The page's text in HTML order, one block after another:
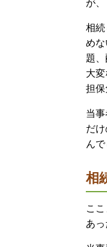
が、
相
め
題
大
担保
当
だ
ん
相
こ
あ